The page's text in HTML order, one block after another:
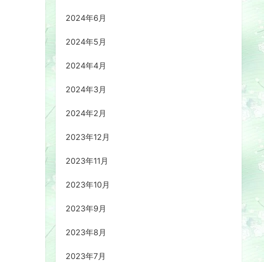
2024年6月
2024年5月
2024年4月
2024年3月
2024年2月
2023年12月
2023年11月
2023年10月
2023年9月
2023年8月
2023年7月